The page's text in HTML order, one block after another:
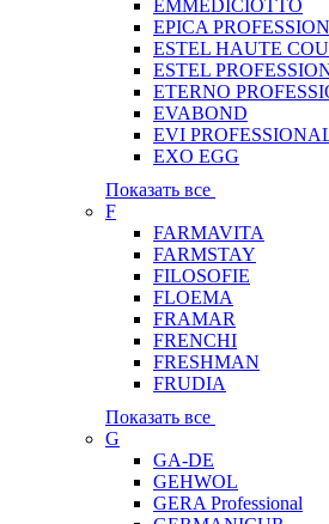
EMMEDICIOTTO
EPICA
ESTEL HAUTE
ESTEL
ETERNO
EVABOND
EVI
EXO EGG
Показать все
F
FARMAVITA
FARMSTAY
FILOSOFIE
FLOEMA
FRAMAR
FRENCHI
FRESHMAN
FRUDIA
Показать все
G
GA-DE
GEHWOL
GERA Professional